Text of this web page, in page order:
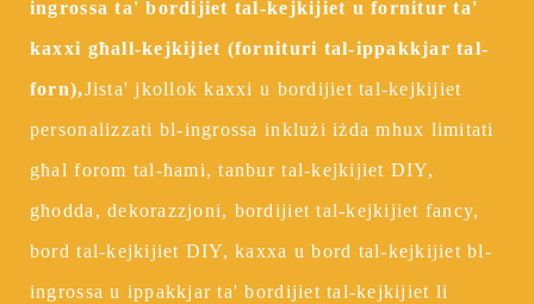
ingrossa ta' bordijiet tal-kejkijiet u fornitur ta'
kaxxi għall-kejkijiet (fornituri tal-ippakkjar tal-
forn),Jista' jkollok kaxxi u bordijiet tal-kejkijiet
personalizzati bl-ingrossa inklużi iżda mhux limitati
għal forom tal-ħami, tanbur tal-kejkijiet DIY,
għodda, dekorazzjoni, bordijiet tal-kejkijiet fancy,
bord tal-kejkijiet DIY, kaxxa u bord tal-kejkijiet bl-
ingrossa u ippakkjar ta' bordijiet tal-kejkijiet li